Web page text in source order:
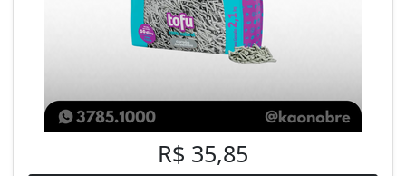
R$ 35,85